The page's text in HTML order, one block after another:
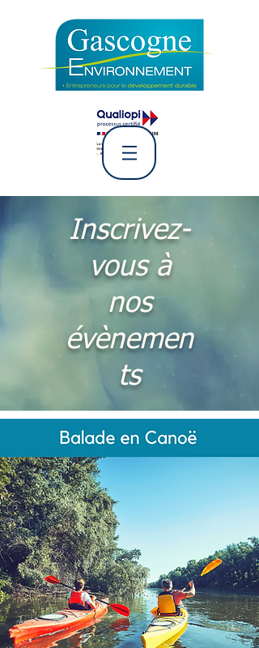
L' Association Gascogne
Environnement
Inscrivez-
vous à
nos
évènemen
ts